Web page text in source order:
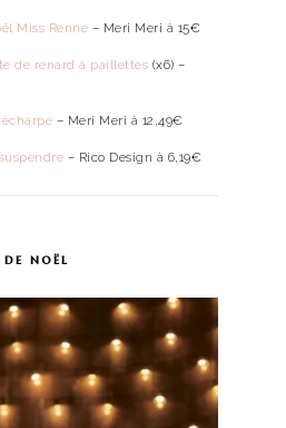
Miss Renne – Meri Meri à 15€
de renard à paillettes (x6) –
– Meri Meri à 12,49€
– Rico Design à 6,19€
noël